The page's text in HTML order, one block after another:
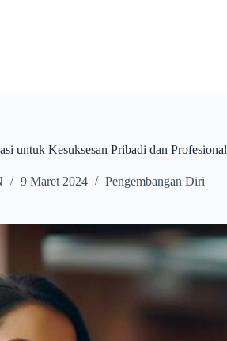
untuk Kesuksesan Pribadi dan Profesional
9 Maret 2024 Pengembangan Diri